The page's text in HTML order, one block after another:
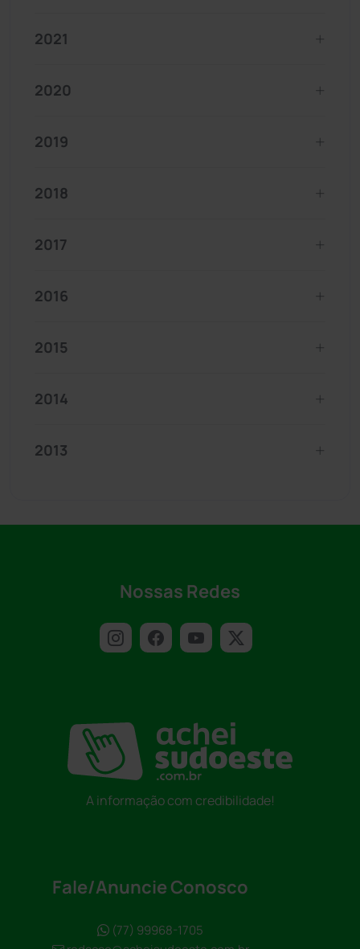
2021
2020
2019
2018
2017
2016
2015
2014
2013
Nossas Redes
A informação com credibilidade!
Fale/Anuncie Conosco
(77) 99968-1705